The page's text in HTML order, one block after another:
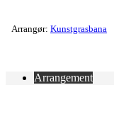
Arrangør: Kunstgrasbana
Arrangement